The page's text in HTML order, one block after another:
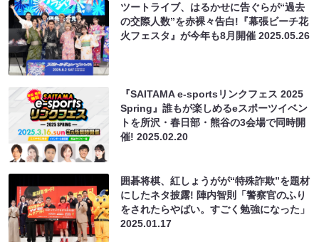
ツートライブ、はるかせに告ぐらが“過去
の交際人数”を赤裸々告白!『幕張ビーチ花
火フェスタ』が今年も8月開催2025.05.26
『SAITAMA e-sportsリンクフェス 2025
Spring』誰もが楽しめるeスポーツイベン
トを所沢・春日部・熊谷の3会場で同時開
催!2025.02.20
囲碁将棋、紅しょうがが“特殊詐欺”を題材
にしたネタ披露! 陣内智則「警察官のふり
をされたらやばい。すごく勉強になった」
2025.01.17